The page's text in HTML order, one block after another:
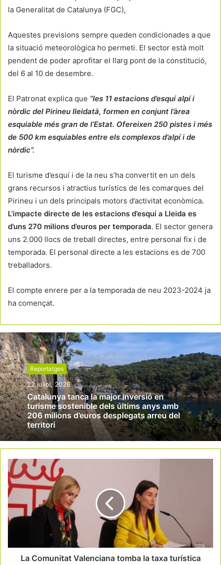
la Generalitat de Catalunya (FGC),
Aquestes previsions sempre queden condicionades a que
la situació meteorològica ho permeti. El sector està molt
pendent de poder aprofitar el llarg pont de la constitució,
del 6 al 10 de desembre.
El Patronat explica que “les 11 estacions d’esquí alpí i
nòrdic del Pirineu lleidatà, formen en conjunt l’àrea
esquiable més gran de l’Estat. Ofereixen 250 pistes i més
de 500 km esquiables entre els complexos d’alpí i de
nòrdic”.
El turisme d’esquí i de la neu s’ha convertit en un dels
grans recursos i atractius turístics de les comarques del
Pirineu i un dels principals motors d’activitat econòmica.
L’impacte directe de les estacions d’esquí a Lleida es
d’uns 270 milions d’euros per temporada. El sector genera
uns 2.000 llocs de treball directes, entre personal fix i de
temporada. El personal directe a les estacions es de 700
treballadors.
El compte enrere per a la temporada de neu 2023-2024 ja
ha començat.
Reportatges
22 juliol, 2026
Catalunya tanca la major inversió en
turisme sostenible dels últims anys amb
206 milions d’euros desplegats arreu del
territori
La Comunitat Valenciana tomba la taxa turística